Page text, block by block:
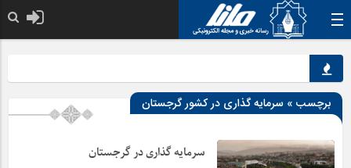
برچسب » سرمایه گذاری در کشور گرجستان
سرمایه گذاری در گرجستان